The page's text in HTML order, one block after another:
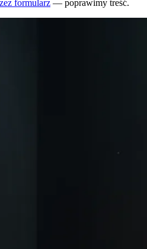
formularz — poprawimy treść.